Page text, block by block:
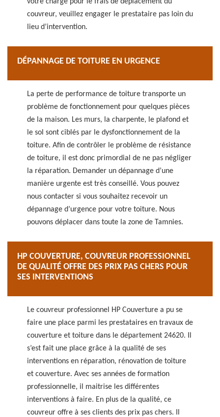
couvreur, veuillez engager le prestataire pas loin du
lieu d’intervention.
DÉPANNAGE DE TOITURE EN URGENCE
La perte de performance de toiture transporte un
problème de fonctionnement pour quelques pièces
de la maison. Les murs, la charpente, le plafond et
le sol sont ciblés par le dysfonctionnement de la
toiture. Afin de contrôler le problème de résistance
de toiture, il est donc primordial de ne pas négliger
la réparation. Demander un dépannage d’une
manière urgente est très conseillé. Vous pouvez
nous contacter si vous souhaitez recevoir un
dépannage d’urgence pour votre toiture. Nous
pouvons déplacer dans toute la zone de Tamnies.
HP COUVERTURE, COUVREUR PROFESSIONNEL
DE QUALITÉ OFFRE DES PRIX PAS CHERS POUR
SES INTERVENTIONS
Le couvreur professionnel HP Couverture a pu se
faire une place parmi les prestataires en travaux de
couverture et toiture dans le département 24620. Il
s’est fait une place grâce à la qualité de ses
interventions en réparation, rénovation de toiture
et couverture. Avec ses années de formation
professionnelle, il maitrise les différentes
interventions à faire. En plus de la qualité, ce
couvreur offre à ses clients des prix pas chers. Il